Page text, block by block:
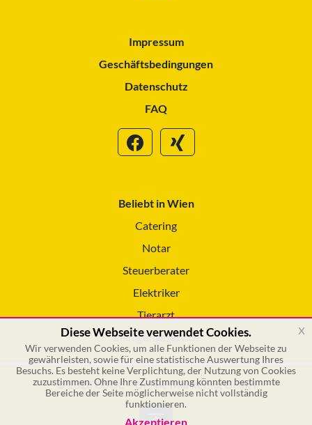
Impressum
Geschäftsbedingungen
Datenschutz
FAQ
Beliebt in Wien
Catering
Notar
Steuerberater
Elektriker
Tierarzt
Reinigungsservice
© 2026 GSOL – Online Marketing GmbH
Diese Webseite verwendet Cookies.
Wir verwenden Cookies, um alle Funktionen der Webseite zu
gewährleisten, sowie für eine statistische Auswertung Ihres
Besuchs. Es besteht keine Verplichtung, der Nutzung von Cookies
zuzustimmen. Ohne Ihre Zustimmung könnten bestimmte
Bereiche der Seite möglicherweise nicht vollständig
funktionieren.
Akzeptieren
x